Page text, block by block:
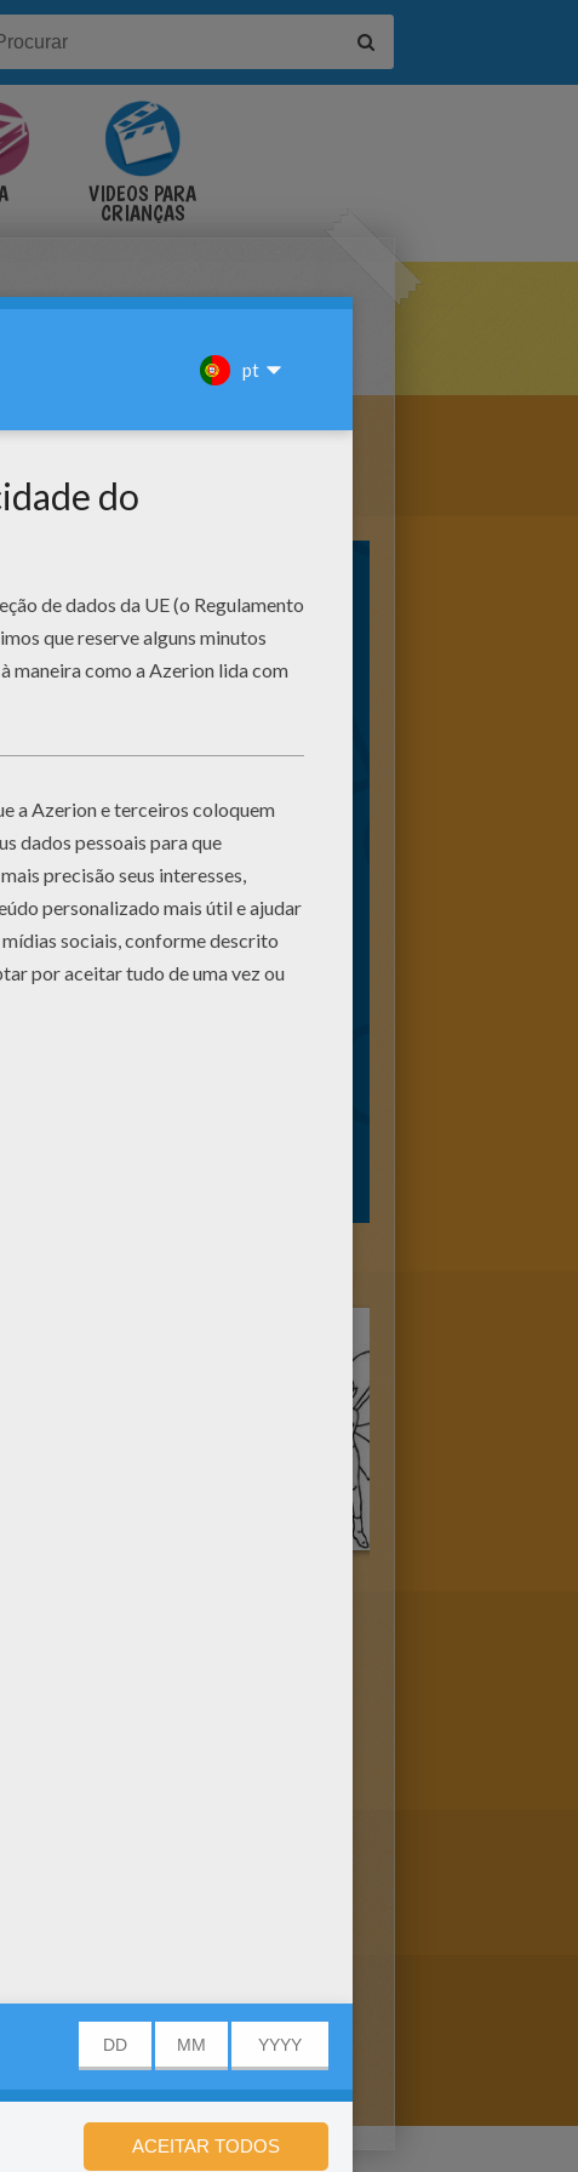
VÍDEOS PARA
CRIANÇAS
Descubra seus livros para
da sua escolha.